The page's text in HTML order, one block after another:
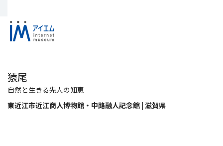
猿尾
自然と生きる先人の知恵
東近江市近江商人博物館・中路融人記念館 | 滋賀県